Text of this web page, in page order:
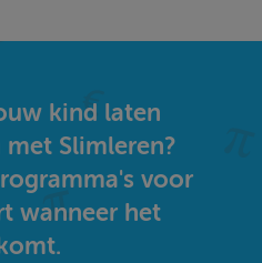
kind laten
Slimleren?
voor
wanneer het